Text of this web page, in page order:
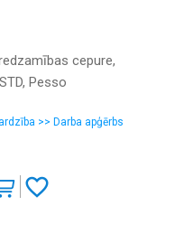
cepure,
Pesso
>> Darba apģērbs